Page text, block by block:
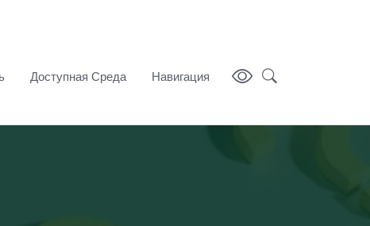
Доступная Среда Навигация